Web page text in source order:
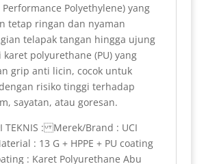
Performance Polyethylene) yang
tetap ringan dan nyaman
telapak tangan hingga ujung
polyurethane (PU) yang
grip anti licin, cocok untuk
risiko tinggi terhadap
sayatan, atau goresan.
TEKNIS : Merek/Brand : UCI
: 13 G + HPPE + PU coating
: Karet Polyurethane Abu